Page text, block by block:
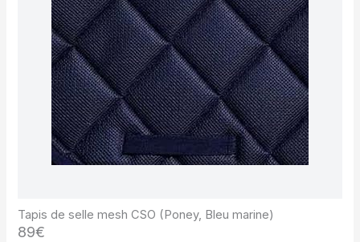
Tapis de selle mesh CSO (Poney, Bleu marine)
89€